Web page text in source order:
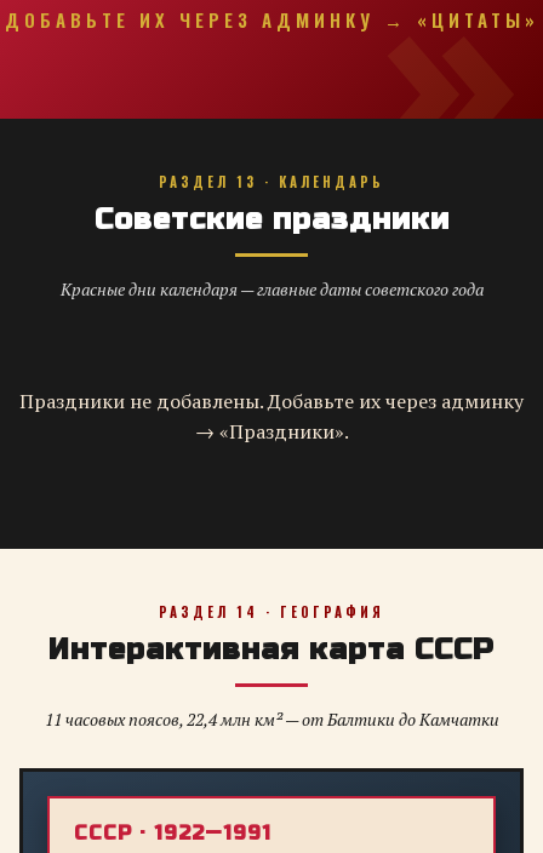
ДОБАВЬТЕ ИХ ЧЕРЕЗ АДМИНКУ → «ЦИТАТЫ»
РАЗДЕЛ 13 · КАЛЕНДАРЬ
Советские праздники
Красные дни календаря — главные даты советского года
Праздники не добавлены. Добавьте их через админку
→ «Праздники».
РАЗДЕЛ 14 · ГЕОГРАФИЯ
Интерактивная карта СССР
11 часовых поясов, 22,4 млн км² — от Балтики до Камчатки
СССР · 1922—1991